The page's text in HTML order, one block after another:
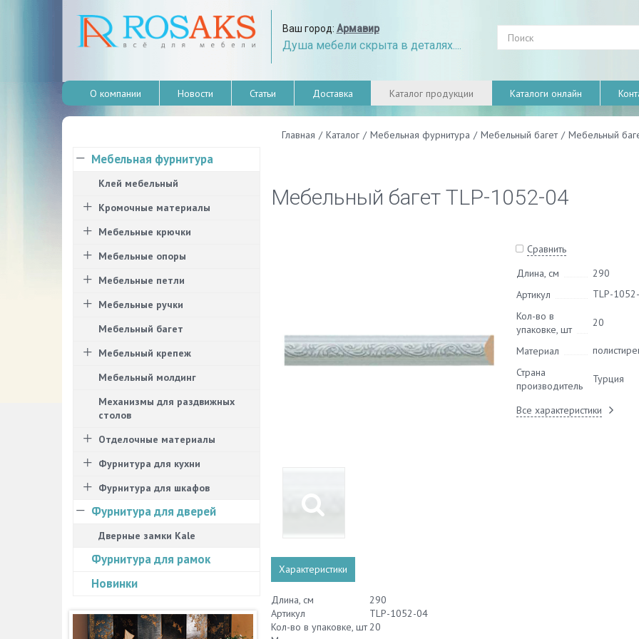
Ваш город: Армавир
Душа мебели скрыта в деталях....
О компании Новости Статьи Доставка Каталог продукции Каталоги онлайн
Главная / Каталог / Мебельная фурнитура / Мебельный багет / Мебельный
Мебельный багет TLP-1052-04
Сравнить
Длина, см
290
Артикул
TLP-
Кол-во в
упаковке, шт
20
Материал
Страна
производитель
Турция
Все характеристики
Характеристики
Длина, см
290
Артикул
TLP-1052-04
Кол-во в упаковке, шт20
Мебельная фурнитура
Клей мебельный
Кромочные материалы
Мебельные крючки
Мебельные опоры
Мебельные петли
Мебельные ручки
Мебельный багет
Мебельный крепеж
Мебельный молдинг
Механизмы для раздвижных
столов
Отделочные материалы
Фурнитура для кухни
Фурнитура для шкафов
Фурнитура для дверей
Дверные замки Kale
Фурнитура для рамок
Новинки